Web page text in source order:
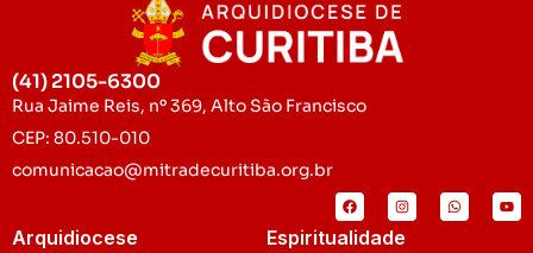
(41) 2105-6300
Rua Jaime Reis, nº 369, Alto São Francisco
CEP: 80.510-010
comunicacao@mitradecuritiba.org.br
Arquidiocese
Espiritualidade